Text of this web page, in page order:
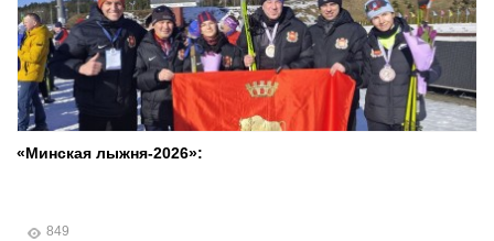
«Минская лыжня-2026»:
849